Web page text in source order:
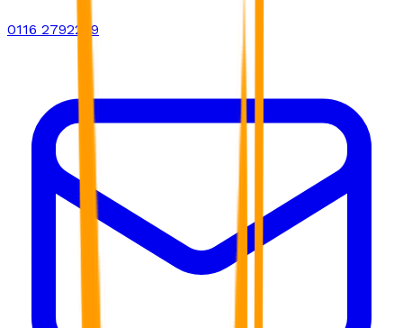
0116 2792299